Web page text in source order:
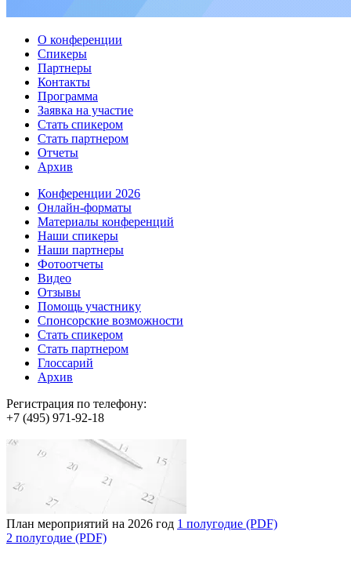
О конференции
Спикеры
Партнеры
Контакты
Программа
Заявка на участие
Стать спикером
Стать партнером
Отчеты
Архив
Конференции 2026
Онлайн-форматы
Материалы конференций
Наши спикеры
Наши партнеры
Фотоотчеты
Видео
Отзывы
Помощь участнику
Спонсорские возможности
Стать спикером
Стать партнером
Глоссарий
Архив
Регистрация по телефону:
+7 (495) 971-92-18
План мероприятий на 2026 год 1 полугодие (PDF)
2 полугодие (PDF)